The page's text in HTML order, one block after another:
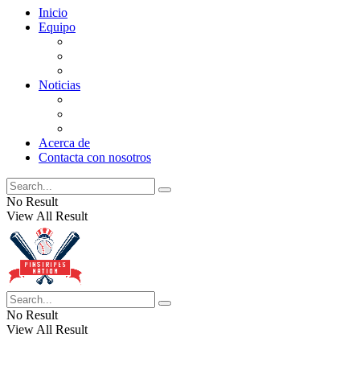
Inicio
Equipo
Noticias
Acerca de
Contacta con nosotros
No Result
View All Result
No Result
View All Result